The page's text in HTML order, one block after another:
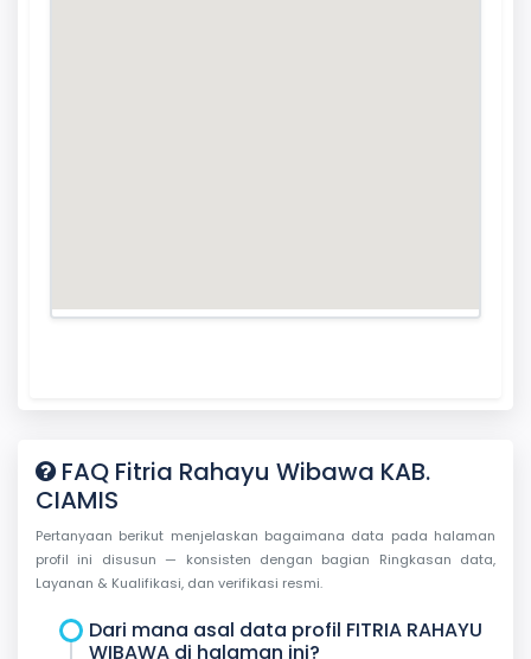
FAQ Fitria Rahayu Wibawa KAB.
CIAMIS
Pertanyaan berikut menjelaskan bagaimana data pada halaman
profil ini disusun — konsisten dengan bagian Ringkasan data,
Layanan & Kualifikasi, dan verifikasi resmi.
Dari mana asal data profil FITRIA RAHAYU
WIBAWA di halaman ini?